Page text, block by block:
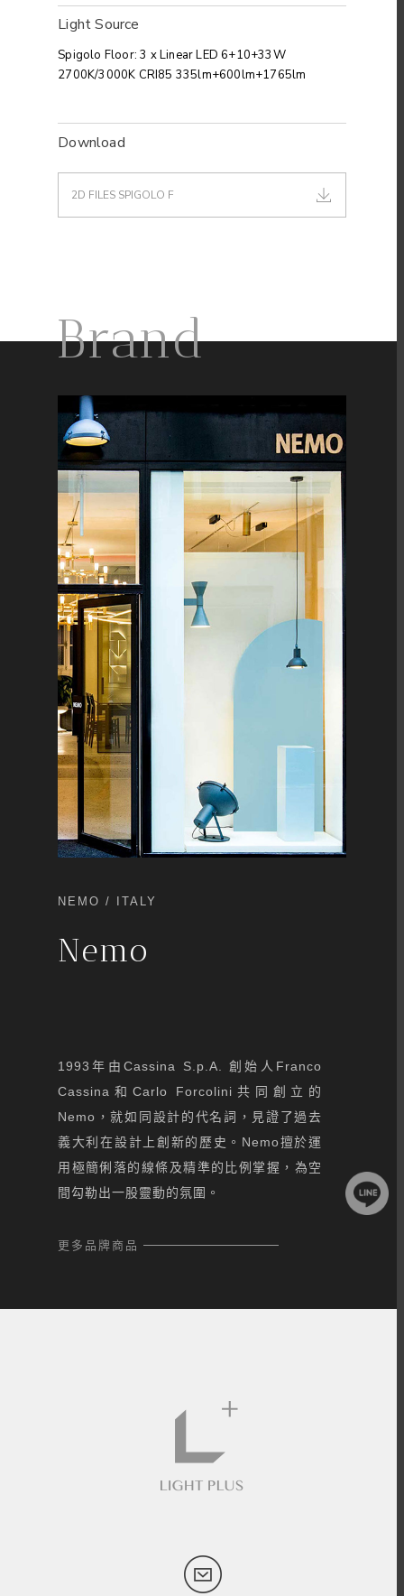
Light Source
Spigolo Floor: 3 x Linear LED 6+10+33W
2700K/3000K CRI85 335lm+600lm+1765lm
Download
2D FILES SPIGOLO F
Brand
NEMO / ITALY
Nemo
1993年由Cassina S.p.A. 創始人Franco
Cassina和Carlo Forcolini共同創立的
Nemo，就如同設計的代名詞，見證了過去
義大利在設計上創新的歷史。Nemo擅於運
用極簡俐落的線條及精準的比例掌握，為空
間勾勒出一股靈動的氛圍。
更多品牌商品